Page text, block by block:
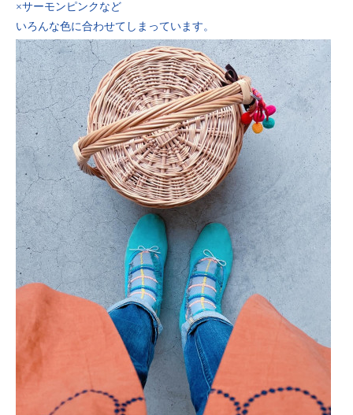
×サーモンピンクなど
いろんな色に合わせてしまっています。